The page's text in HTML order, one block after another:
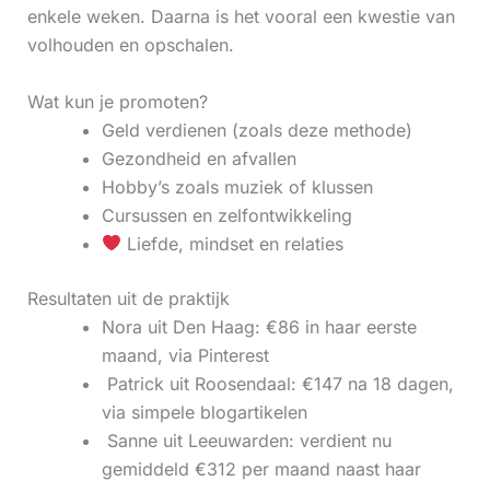
enkele weken. Daarna is het vooral een kwestie van
volhouden en opschalen.
Wat kun je promoten?
Geld verdienen (zoals deze methode)
Gezondheid en afvallen
Hobby’s zoals muziek of klussen
Cursussen en zelfontwikkeling
Liefde, mindset en relaties
Resultaten uit de praktijk
Nora uit Den Haag: €86 in haar eerste
maand, via Pinterest
‍ Patrick uit Roosendaal: €147 na 18 dagen,
via simpele blogartikelen
‍ Sanne uit Leeuwarden: verdient nu
gemiddeld €312 per maand naast haar